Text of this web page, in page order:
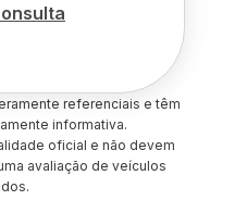
referenciais e têm
informativa.
oficial e não devem
avaliação de veículos